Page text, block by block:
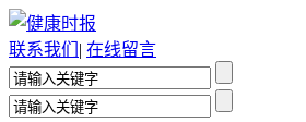
联系我们 | 在线留言